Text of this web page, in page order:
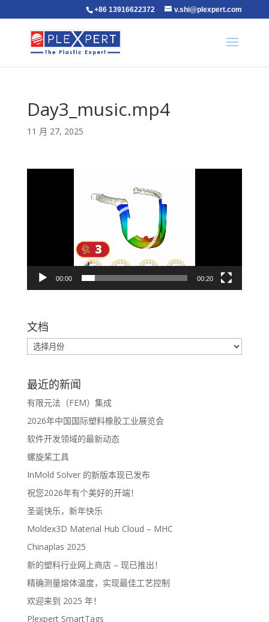
+86 13916622372 v.shi@plexpert.com
Day3_music.mp4
11 月 27, 2025
00:00 00:20
文档
最近的新闻
有限元法（FEM）集成
2026年中国国际塑料橡胶工业展览会
软件开发领域的最新动态
螺旋桨工具
InMold Solver 的新版本现已发布
祝您2026年有个美好的开端！
圣诞快乐，新年快乐
Moldex3D Material Hub Cloud – MHC
Chinaplas 2025
新的塑料行业网上商店 – 现已推出！
精确测量熔体温度，实现最佳工艺控制
欢迎来到 2025 年！
Plexpert SmartTags